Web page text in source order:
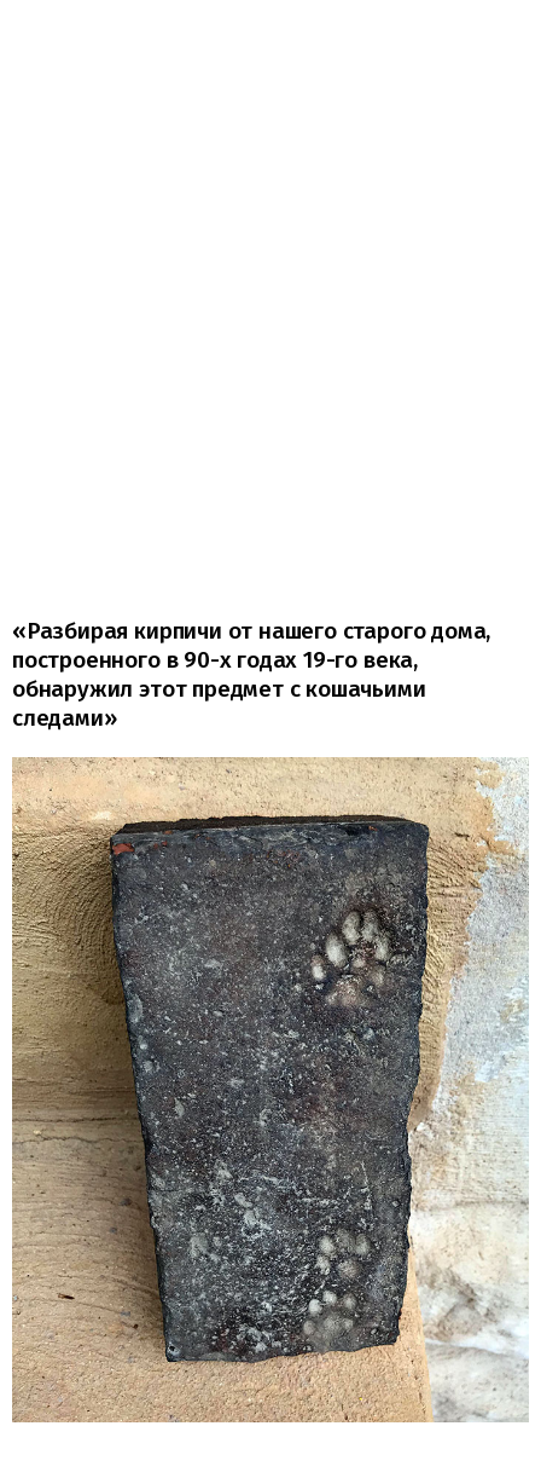
«Разбирая кирпичи от нашего старого дома,
построенного в 90-х годах 19-го века,
обнаружил этот предмет с кошачьими
следами»